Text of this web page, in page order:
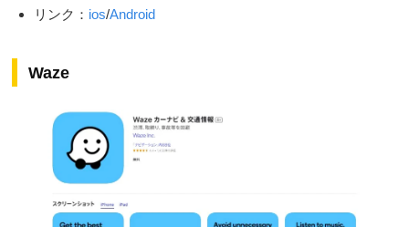
リンク： ios/Android
Waze